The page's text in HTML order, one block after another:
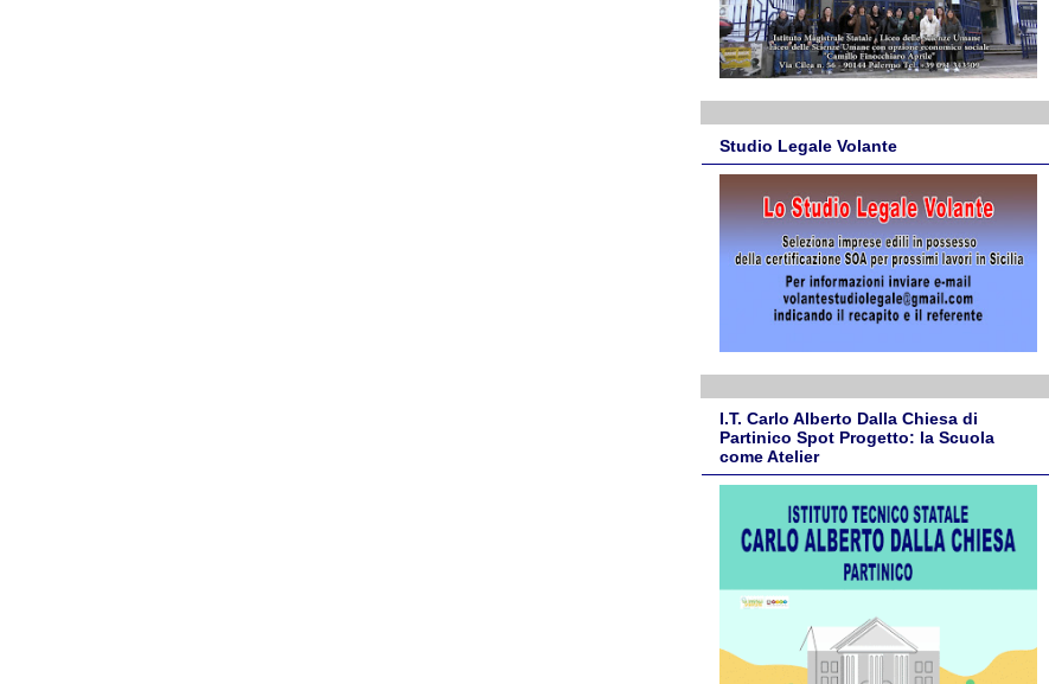
Studio Legale Volante
I.T. Carlo Alberto Dalla Chiesa di
Partinico Spot Progetto: la Scuola
come Atelier